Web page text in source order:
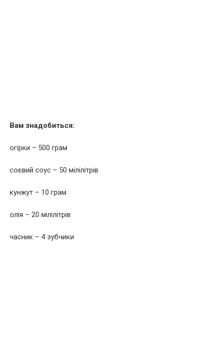
Вам знадобиться:
огірки – 500 грам
соєвий соус – 50 мілілітрів
кунжут – 10 грам
олія – 20 мілілітрів
часник – 4 зубчики